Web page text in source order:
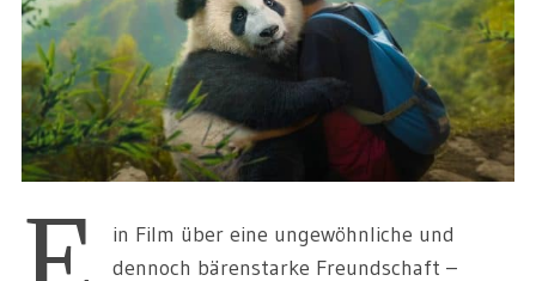
in Film über eine ungewöhnliche und
dennoch bärenstarke Freundschaft –